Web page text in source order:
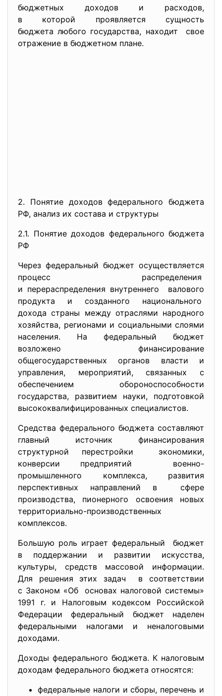
бюджетных доходов и расходов,
в которой проявляется сущность
бюджета любого государства, находит свое
отражение в бюджетном плане.
2. Понятие доходов федерального бюджета
РФ, анализ их состава и структуры
2.1. Понятие доходов федерального бюджета
РФ
Через федеральный бюджет осуществляется
процесс распределения
и перераспределения внутреннего валового
продукта и созданного национального
дохода страны между отраслями народного
хозяйства, регионами и социальными слоями
населения. На федеральный бюджет
возложено финансирование
общегосударственных органов власти и
управления, мероприятий, связанных с
обеспечением обороноспособности
государства, развитием науки, подготовкой
высококвалифицированных специалистов.
Средства федерального бюджета составляют
главный источник финансирования
структурной перестройки экономики,
конверсии предприятий военно-
промышленного комплекса, развития
перспективных направлений в сфере
производства, пионерного освоения новых
территориально-производственных
комплексов.
Большую роль играет федеральный бюджет
в поддержании и развитии искусства,
культуры, средств массовой информации.
Для решения этих задач в соответствии
с Законом «Об основах налоговой системы»
1991 г. и Налоговым кодексом Российской
Федерации федеральный бюджет наделен
федеральными налогами и неналоговыми
доходами.
Доходы федерального бюджета. К налоговым
доходам федерального бюджета относятся:
федеральные налоги и сборы, перечень и